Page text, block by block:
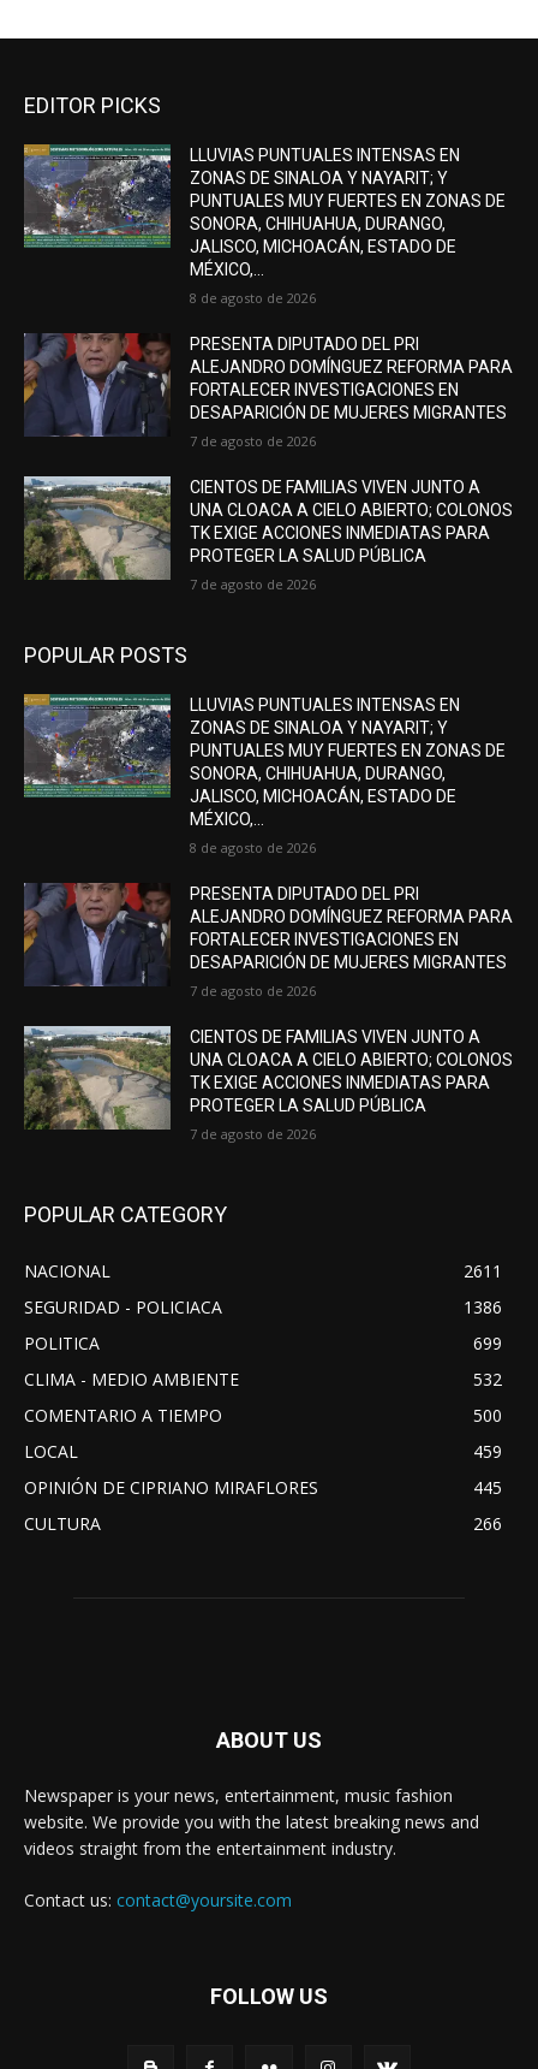
EDITOR PICKS
LLUVIAS PUNTUALES INTENSAS EN
ZONAS DE SINALOA Y NAYARIT; Y
PUNTUALES MUY FUERTES EN ZONAS DE
SONORA, CHIHUAHUA, DURANGO,
JALISCO, MICHOACÁN, ESTADO DE
MÉXICO,...
8 de agosto de 2026
PRESENTA DIPUTADO DEL PRI
ALEJANDRO DOMÍNGUEZ REFORMA PARA
FORTALECER INVESTIGACIONES EN
DESAPARICIÓN DE MUJERES MIGRANTES
7 de agosto de 2026
CIENTOS DE FAMILIAS VIVEN JUNTO A
UNA CLOACA A CIELO ABIERTO; COLONOS
TK EXIGE ACCIONES INMEDIATAS PARA
PROTEGER LA SALUD PÚBLICA
7 de agosto de 2026
POPULAR POSTS
LLUVIAS PUNTUALES INTENSAS EN
ZONAS DE SINALOA Y NAYARIT; Y
PUNTUALES MUY FUERTES EN ZONAS DE
SONORA, CHIHUAHUA, DURANGO,
JALISCO, MICHOACÁN, ESTADO DE
MÉXICO,...
8 de agosto de 2026
PRESENTA DIPUTADO DEL PRI
ALEJANDRO DOMÍNGUEZ REFORMA PARA
FORTALECER INVESTIGACIONES EN
DESAPARICIÓN DE MUJERES MIGRANTES
7 de agosto de 2026
CIENTOS DE FAMILIAS VIVEN JUNTO A
UNA CLOACA A CIELO ABIERTO; COLONOS
TK EXIGE ACCIONES INMEDIATAS PARA
PROTEGER LA SALUD PÚBLICA
7 de agosto de 2026
POPULAR CATEGORY
NACIONAL
2611
SEGURIDAD - POLICIACA
1386
POLITICA
699
CLIMA - MEDIO AMBIENTE
532
COMENTARIO A TIEMPO
500
LOCAL
459
OPINIÓN DE CIPRIANO MIRAFLORES
445
CULTURA
266
ABOUT US
Newspaper is your news, entertainment, music fashion
website. We provide you with the latest breaking news and
videos straight from the entertainment industry.
Contact us: contact@yoursite.com
FOLLOW US